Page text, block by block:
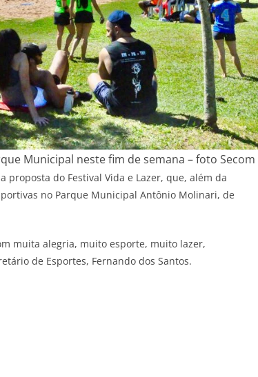
Municipal neste fim de semana – foto Secom
proposta do Festival Vida e Lazer, que, além da
no Parque Municipal Antônio Molinari, de
muita alegria, muito esporte, muito lazer,
de Esportes, Fernando dos Santos.